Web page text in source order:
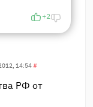
+2
14:54#
РФ от